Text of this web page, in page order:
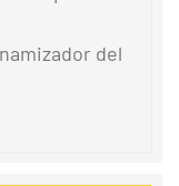
del